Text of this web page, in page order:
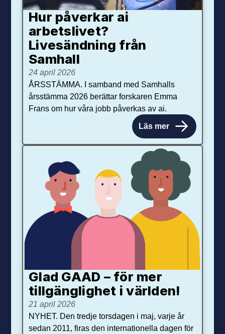
Hur påverkar ai
arbetslivet?
Livesändning från
Samhall
24 april 2026
ÅRSSTÄMMA. I samband med Samhalls
årsstämma 2026 berättar forskaren Emma
Frans om hur våra jobb påverkas av ai.
Läs mer
Glad GAAD – för mer
tillgänglighet i världen!
21 april 2026
NYHET. Den tredje torsdagen i maj, varje år
sedan 2011, firas den internationella dagen för